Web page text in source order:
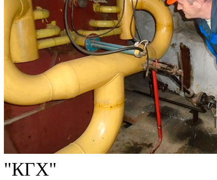
"КГХ"